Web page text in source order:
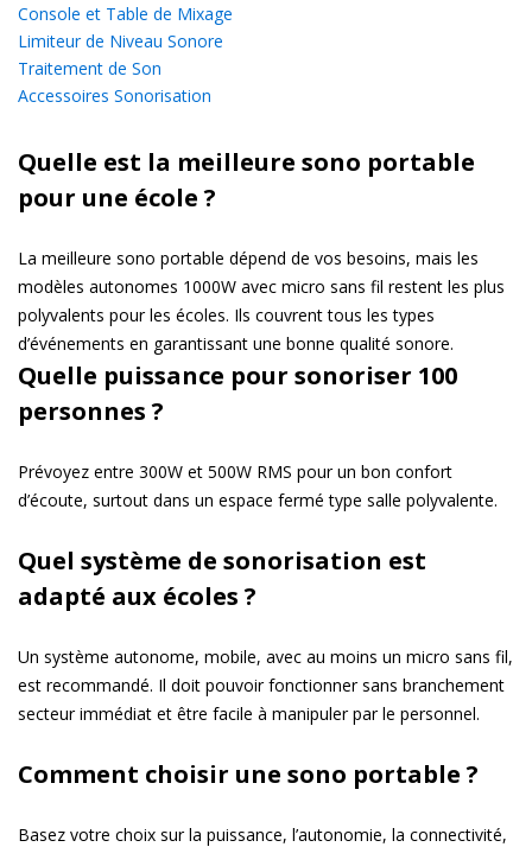
Console et Table de Mixage
Limiteur de Niveau Sonore
Traitement de Son
Accessoires Sonorisation
Quelle est la meilleure sono portable
pour une école ?
La meilleure sono portable dépend de vos besoins, mais les
modèles autonomes 1000W avec micro sans fil restent les plus
polyvalents pour les écoles. Ils couvrent tous les types
d’événements en garantissant une bonne qualité sonore.
Quelle puissance pour sonoriser 100
personnes ?
Prévoyez entre 300W et 500W RMS pour un bon confort
d’écoute, surtout dans un espace fermé type salle polyvalente.
Quel système de sonorisation est
adapté aux écoles ?
Un système autonome, mobile, avec au moins un micro sans fil,
est recommandé. Il doit pouvoir fonctionner sans branchement
secteur immédiat et être facile à manipuler par le personnel.
Comment choisir une sono portable ?
Basez votre choix sur la puissance, l’autonomie, la connectivité,